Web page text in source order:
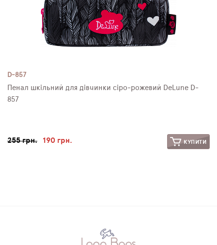
D-857
Пенал шкільний для дівчинки сіро-рожевий DeLune D-
857
255 грн. 190 грн. КУПИТИ